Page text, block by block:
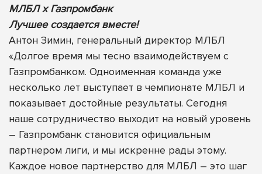
МЛБЛ х Газпромбанк
Лучшее создается вместе!
Антон Зимин, генеральный директор МЛБЛ
«Долгое время мы тесно взаимодействуем с
Газпромбанком. Одноименная команда уже
несколько лет выступает в чемпионате МЛБЛ и
показывает достойные результаты. Сегодня
наше сотрудничество выходит на новый уровень
– Газпромбанк становится официальным
партнером лиги, и мы искренне рады этому.
Каждое новое партнерство для МЛБЛ – это шаг